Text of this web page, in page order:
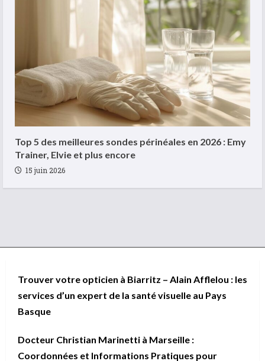
Top 5 des meilleures sondes périnéales en 2026 : Emy
Trainer, Elvie et plus encore
15 juin 2026
Trouver votre opticien à Biarritz – Alain Afflelou : les
services d’un expert de la santé visuelle au Pays
Basque
Docteur Christian Marinetti à Marseille :
Coordonnées et Informations Pratiques pour